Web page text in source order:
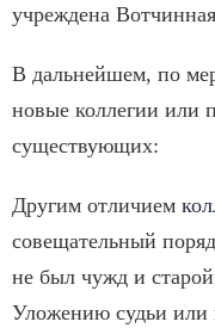
учреждена
В дальнейшем, по
новые коллегии или
существующих:
Другим отличием
совещательный
не был чужд и
Уложению судьи или